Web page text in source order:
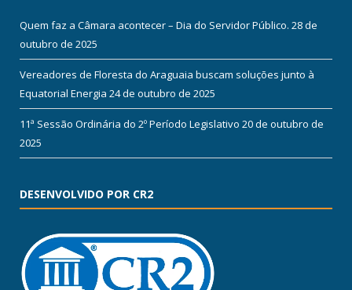
Quem faz a Câmara acontecer – Dia do Servidor Público. 28 de
outubro de 2025
Vereadores de Floresta do Araguaia buscam soluções junto à
Equatorial Energia 24 de outubro de 2025
11ª Sessão Ordinária do 2º Período Legislativo 20 de outubro de
2025
DESENVOLVIDO POR CR2